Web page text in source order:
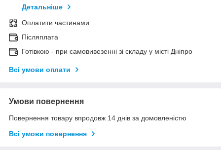
Детальніше
Оплатити частинами
Післяплата
Готівкою - при самовивезенні зі складу у місті Дніпро
Всі умови оплати
Умови повернення
Повернення товару впродовж 14 днів за домовленістю
Всі умови повернення